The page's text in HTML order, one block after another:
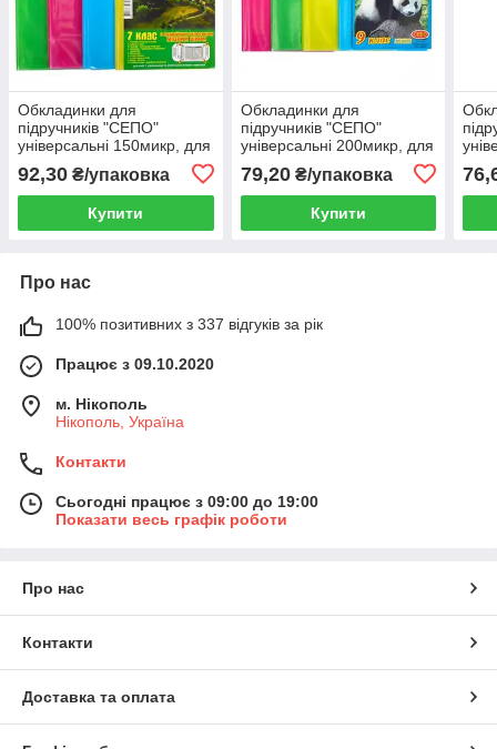
Обкладинки для
підручників "СЕПО"
універсальні 150микр, для
92,30 ₴/упаковка
Купити
Обкладинки для
підручників "СЕПО"
універсальні 200микр, для
79,20₴/упаковка
Купити
Про нас
100% позитивних з 337 відгуків за рік
Працює з 09.10.2020
м. Нікополь
Нікополь, Україна
Контакти
Сьогодні працює з 09:00 до 19:00
Показати весь графік роботи
Про нас
Контакти
Доставка та оплата